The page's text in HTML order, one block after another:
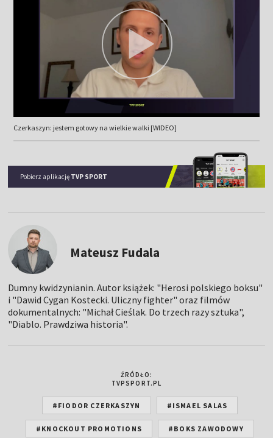
Czerkaszyn: jestem gotowy na wielkie walki [WIDEO]
Pobierz aplikację TVP SPORT
Mateusz Fudala
Dumny kwidzynianin. Autor książek: "Herosi polskiego boksu"
i "Dawid Cygan Kostecki. Uliczny fighter" oraz filmów
dokumentalnych: "Michał Cieślak. Do trzech razy sztuka",
"Diablo. Prawdziwa historia".
ŹRÓDŁO:
TVPSPORT.PL
#FIODOR CZERKASZYN #ISMAEL SALAS
#KNOCKOUT PROMOTIONS #BOKS ZAWODOWY